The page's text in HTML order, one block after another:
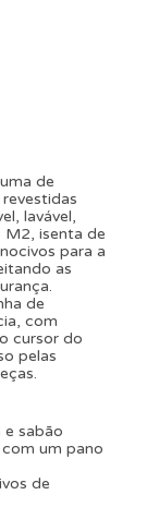
de
lavável,
isenta de
para a
as
de
com
cursor do
pelas
e sabão
um pano
de